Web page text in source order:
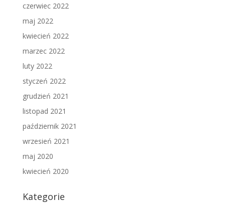
czerwiec 2022
maj 2022
kwiecień 2022
marzec 2022
luty 2022
styczeń 2022
grudzień 2021
listopad 2021
październik 2021
wrzesień 2021
maj 2020
kwiecień 2020
Kategorie